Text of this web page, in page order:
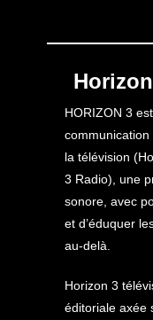
HORIZON 3
la télévision
3 Radio), une
sonore, avec
et d’éduquer
au-delà.
Horizon 3
éditoriale axée